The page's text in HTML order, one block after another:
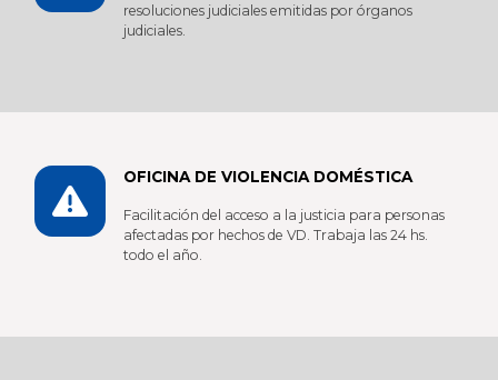
resoluciones judiciales emitidas por órganos
judiciales.
OFICINA DE VIOLENCIA DOMÉSTICA
Facilitación del acceso a la justicia para personas
afectadas por hechos de VD. Trabaja las 24 hs.
todo el año.